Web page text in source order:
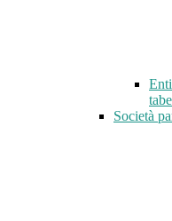
Società